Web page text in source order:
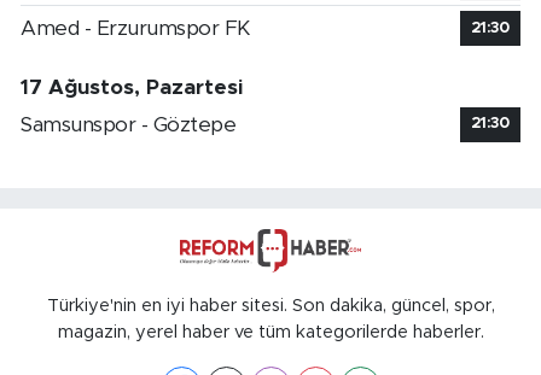
Amed - Erzurumspor FK 21:30
17 Ağustos, Pazartesi
Samsunspor - Göztepe
21:30
Türkiye'nin en iyi haber sitesi. Son dakika, güncel, spor,
magazin, yerel haber ve tüm kategorilerde haberler.